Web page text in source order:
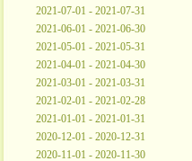
2021-07-01 - 2021-07-31
2021-06-01 - 2021-06-30
2021-05-01 - 2021-05-31
2021-04-01 - 2021-04-30
2021-03-01 - 2021-03-31
2021-02-01 - 2021-02-28
2021-01-01 - 2021-01-31
2020-12-01 - 2020-12-31
2020-11-01 - 2020-11-30